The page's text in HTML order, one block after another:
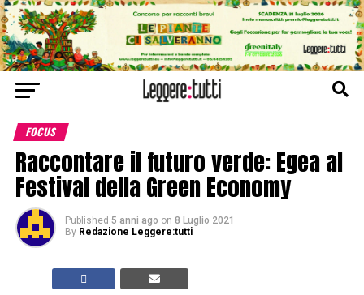
FOCUS
Raccontare il futuro verde: Egea al
Festival della Green Economy
Published 5 anni ago on 8 Luglio 2021
By Redazione Leggere:tutti